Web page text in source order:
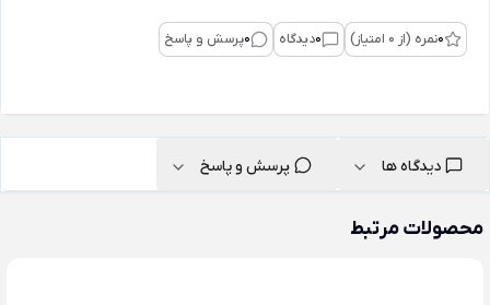
0نمره (از 0 امتیاز) 0دیدگاه 0پرسش و پاسخ
دیدگاه ها پرسش و پاسخ
محصولات مرتبط